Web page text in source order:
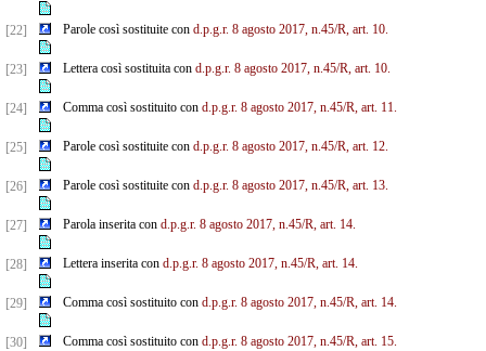
[22] Parole così sostituite con d.p.g.r. 8 agosto 2017, n.45/R, art. 10.
[23] Lettera così sostituita con d.p.g.r. 8 agosto 2017, n.45/R, art. 10.
[24] Comma così sostituito con d.p.g.r. 8 agosto 2017, n.45/R, art. 11.
[25] Parole così sostituite con d.p.g.r. 8 agosto 2017, n.45/R, art. 12.
[26] Parole così sostituite con d.p.g.r. 8 agosto 2017, n.45/R, art. 13.
[27] Parola inserita con d.p.g.r. 8 agosto 2017, n.45/R, art. 14.
[28] Lettera inserita con d.p.g.r. 8 agosto 2017, n.45/R, art. 14.
[29] Comma così sostituito con d.p.g.r. 8 agosto 2017, n.45/R, art. 14.
[30] Comma così sostituito con d.p.g.r. 8 agosto 2017, n.45/R, art. 15.